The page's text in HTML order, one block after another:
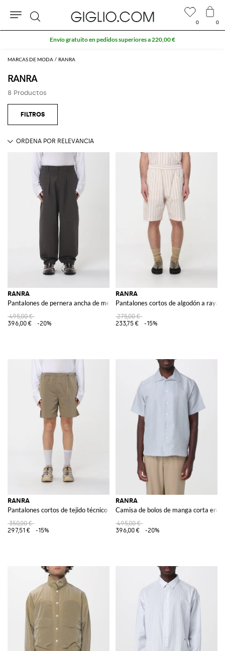
MARCAS DE MODA RANRA
RANRA
8 Productos
RANRA
Pantalones de pernera ancha de mezcla de algodón
495,00 €
396,00 €
-20%
RANRA
Pantalones cortos de algodón a rayas
275,00 €
233,75 €
-15%
RANRA
Pantalones cortos de tejido técnico
350,00 €
297,51 €
-15%
RANRA
Camisa de bolos de manga corta en
495,00 €
396,00 €
-20%
0 0
Buscar
Envío gratuito en pedidos superiores a 220,00 €